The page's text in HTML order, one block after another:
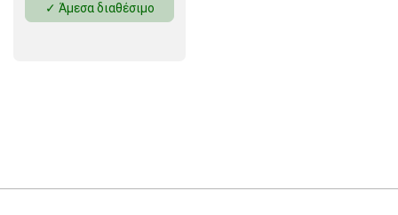
✓ Άμεσα διαθέσιμο